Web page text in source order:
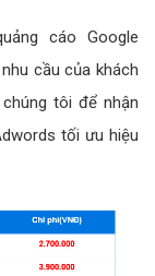
cáo Google
cầu của khách
tôi để nhận
tối ưu hiệu